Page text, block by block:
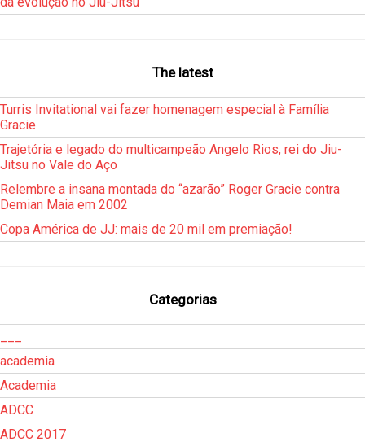
The latest
Turris Invitational vai fazer homenagem especial à Família
Gracie
Trajetória e legado do multicampeão Angelo Rios, rei do Jiu-
Jitsu no Vale do Aço
Relembre a insana montada do “azarão” Roger Gracie contra
Demian Maia em 2002
Copa América de JJ: mais de 20 mil em premiação!
Categorias
academia
Academia
ADCC
ADCC 2017